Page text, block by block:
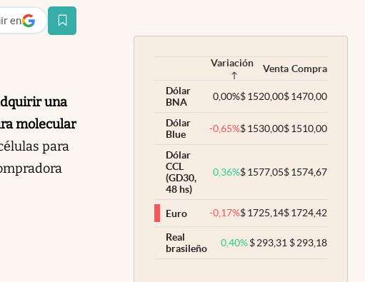
en
nueva pestaña
una
molecular
para
Variación Venta Compra
Dólar
BNA
0,00%$1520,00$1470,00
Dólar
Blue
-0,65%$1530,00$1510,00
Dólar
CCL
(GD30,
48 hs)
0,36%$1577,05$1574,67
Euro -0,17%$1725,14$1724,42
Real
brasileño
0,40% $293,31 $293,18